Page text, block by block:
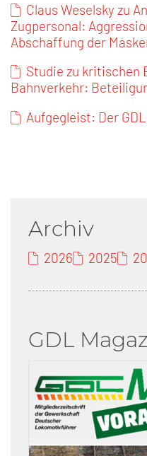
Claus Weselsky zu
Zugpersonal:
Abschaffung der
Studie zu kritischen
Bahnverkehr:
Aufgegleist: Der
Archiv
2026 2025
GDL